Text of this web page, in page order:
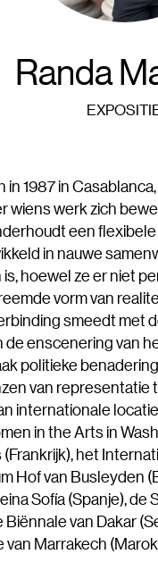
Randa
in 1987 in
wiens werk zich
een
in nauwe
hoewel ze er niet
vorm van
smeedt met
enscenering van
politieke
van representatie
internationale
in the Arts in
het
Hof ​​van Busleyden
Sofía (Spanje),
van Dakar
van Marrakech